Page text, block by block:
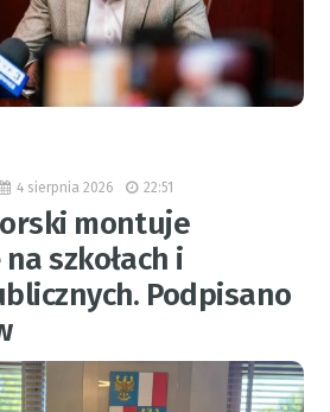
4 sierpnia 2026 22:51
montuje
szkołach i
Podpisano